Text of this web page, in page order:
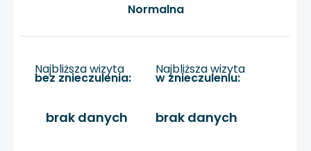
Normalna
Najbliższa wizyta
bez znieczulenia:
brak danych
Najbliższa wizyta
w znieczuleniu:
brak danych